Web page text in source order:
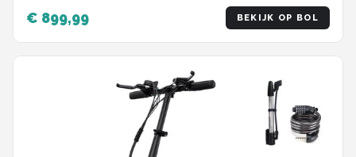
48V 18Ah Lithium Batterij - Opvouwbaar
Mountain E-Bike met 250W Motor - APP
Bediening - 7 Versnellingen - IP54 Waterdicht
€ 899,99 BEKIJK OP BOL